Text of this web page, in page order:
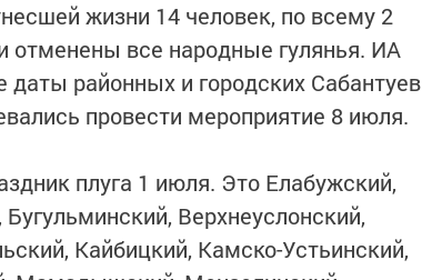
жизни 14 человек, по всему 2
отменены все народные гулянья. ИА
районных и городских
провести мероприятие 8 июля.
плуга 1 июля. Это Елабужский,
Верхнеуслонский,
Кайбицкий, Камско-Устьинский,